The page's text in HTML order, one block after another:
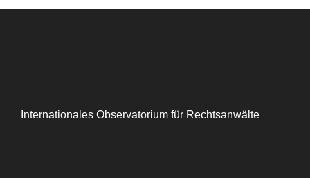
Internationales Observatorium für Rechtsanwälte